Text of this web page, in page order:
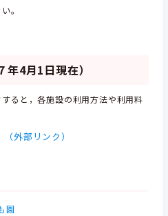
。
4月1日現在）
ると，各施設の利用方法や利用料
外部リンク）
園